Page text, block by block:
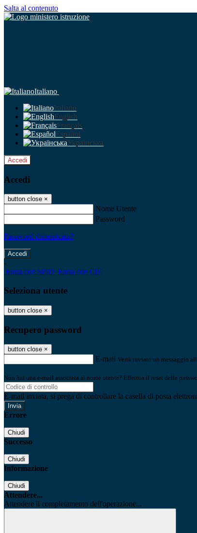
Salta al contenuto
Italiano
Italiano
English
Français
Español
Українська
Accedi
Accedi
button close ×
Nome Utente
Password
Password dimenticata?
-
Entra con SPID Entra con CIE
Seleziona utente
button close ×
Recupero password
button close ×
E-mail Verrà inviato un messaggio
Non hai una e-mail associata al nome utente? Effettua il reset della
E-mail inviata, si prega di controllare la casella di posta
Errore
Chiudi
Successo
Chiudi
Informazione
Chiudi
Attendere...
Attendere il completamento dell'operazione...